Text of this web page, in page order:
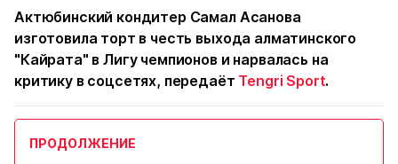
Актюбинский кондитер Самал Асанова
изготовила торт в честь выхода алматинского
"Кайрата" в Лигу чемпионов и нарвалась на
критику в соцсетях, передаёт Tengri Sport.
ПРОДОЛЖЕНИЕ